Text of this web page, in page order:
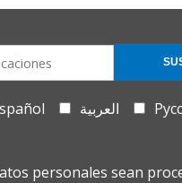
العربية
personales sean